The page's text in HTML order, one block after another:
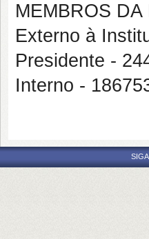
MEMBROS DA
Externo à
Presidente -
Interno -